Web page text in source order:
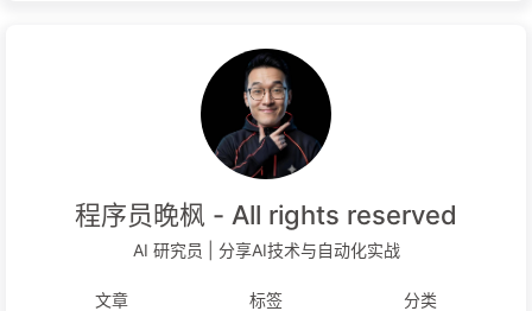
程序员晚枫 - All rights reserved
AI 研究员 | 分享AI技术与自动化实战
文章 标签 分类